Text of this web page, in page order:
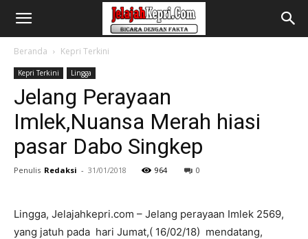
Beranda Kepri Terkini
Kepri Terkini Lingga
Jelang Perayaan
Imlek,Nuansa Merah hiasi
pasar Dabo Singkep
Penulis Redaksi - 31/01/2018 964 0
Lingga, Jelajahkepri.com – Jelang perayaan Imlek 2569,
yang jatuh pada hari Jumat,( 16/02/18) mendatang,